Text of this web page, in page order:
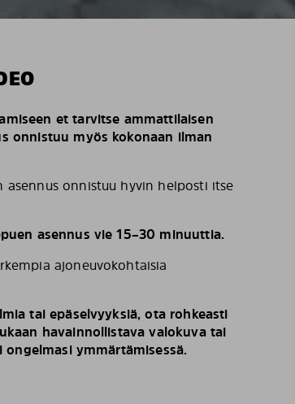
et tarvitse ammattilaisen
onnistuu myös kokonaan ilman
onnistuu hyvin helposti itse
asennus vie 15–30 minuuttia.
ajoneuvokohtaisia
tai epäselvyyksiä, ota rohkeasti
havainnollistava valokuva tai
ymmärtämisessä.